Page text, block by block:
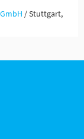
/ Stuttgart,